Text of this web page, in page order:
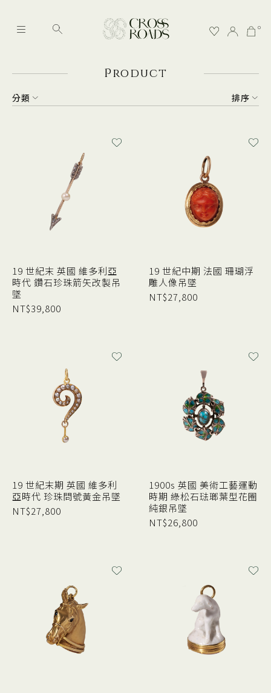
0
Product
排序
分類
19 世紀末 英國 維多利亞
時代 鑽石珍珠箭矢改製吊
墜
NT$39,800
19 世紀中期 法國 珊瑚浮
雕人像吊墜
NT$27,800
19 世紀末期 英國 維多利
亞時代 珍珠問號黃金吊墜
NT$27,800
1900s 英國 美術工藝運動
時期 綠松石琺瑯葉型花圈
純銀吊墜
NT$26,800